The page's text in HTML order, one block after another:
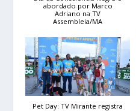
abordado por Marco
Adriano na TV
Assembleia/MA
Pet Day: TV Mirante registra